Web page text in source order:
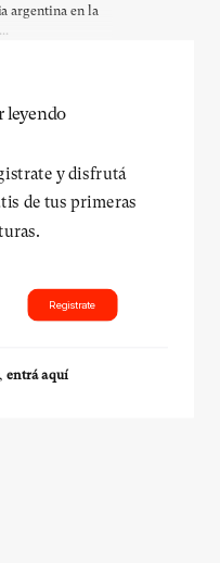
argentina en la
leyendo
y disfrutá
de tus primeras
Registrate
entrá aquí